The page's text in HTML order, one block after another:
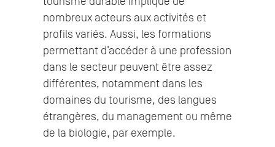
nombreux acteurs aux activités et
profils variés. Aussi, les formations
permettant d’accéder à une profession
dans le secteur peuvent être assez
différentes, notamment dans les
domaines du tourisme, des langues
étrangères, du management ou même
de la biologie, par exemple.